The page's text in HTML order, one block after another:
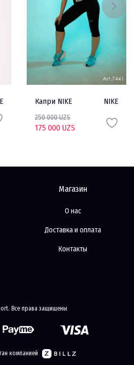
Капри NIKE NIKE
250 000 UZS
175 000 UZS
Магазин
О нас
Доставка и оплата
Контакты
Все права защищены
компанией